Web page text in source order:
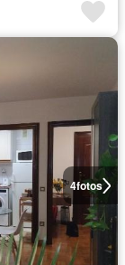
4fotos